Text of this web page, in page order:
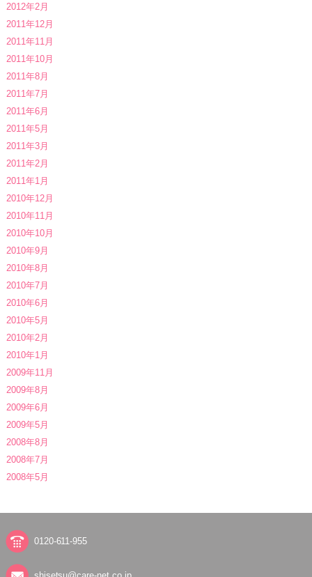
2012年2月
2011年12月
2011年11月
2011年10月
2011年8月
2011年7月
2011年6月
2011年5月
2011年3月
2011年2月
2011年1月
2010年12月
2010年11月
2010年10月
2010年9月
2010年8月
2010年7月
2010年6月
2010年5月
2010年2月
2010年1月
2009年11月
2009年8月
2009年6月
2009年5月
2008年8月
2008年7月
2008年5月
0120-611-955